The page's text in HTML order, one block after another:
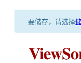
要储存，请选择